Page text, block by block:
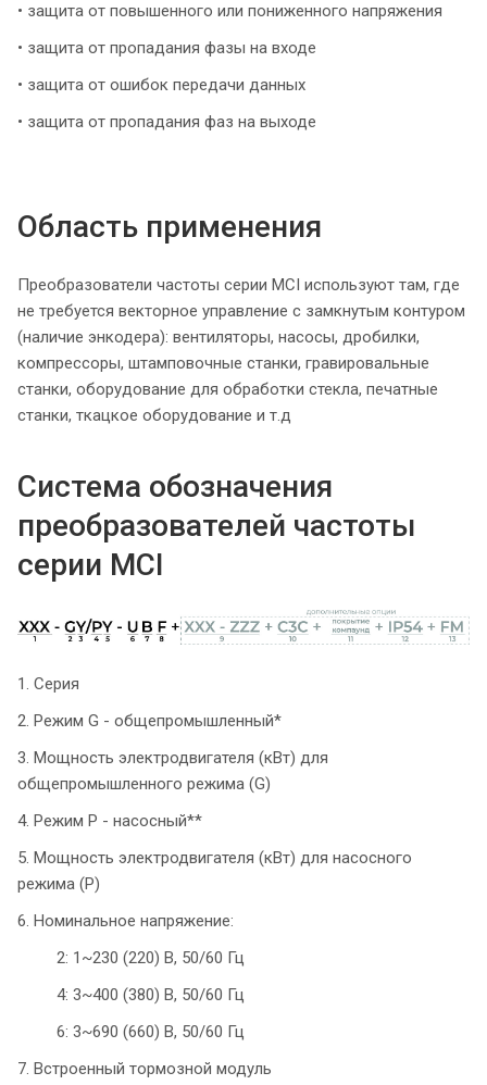
• защита от повышенного или пониженного напряжения
• защита от пропадания фазы на входе
• защита от ошибок передачи данных
• защита от пропадания фаз на выходе
Область применения
Преобразователи частоты серии MCI используют там, где
не требуется векторное управление с замкнутым контуром
(наличие энкодера): вентиляторы, насосы, дробилки,
компрессоры, штамповочные станки, гравировальные
станки, оборудование для обработки стекла, печатные
станки, ткацкое оборудование и т.д
Система обозначения
преобразователей частоты
серии MCI
1. Серия
2. Режим G - общепромышленный*
3. Мощность электродвигателя (кВт) для
общепромышленного режима (G)
4. Режим P - насосный**
5. Мощность электродвигателя (кВт) для насосного
режима (P)
6. Номинальное напряжение:
2: 1~230 (220) В, 50/60 Гц
4: 3~400 (380) В, 50/60 Гц
6: 3~690 (660) В, 50/60 Гц
7. Встроенный тормозной модуль